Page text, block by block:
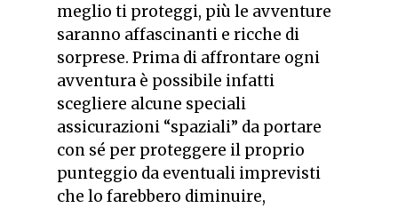
meglio ti proteggi, più le avventure
saranno affascinanti e ricche di
sorprese. Prima di affrontare ogni
avventura è possibile infatti
scegliere alcune speciali
assicurazioni “spaziali” da portare
con sé per proteggere il proprio
punteggio da eventuali imprevisti
che lo farebbero diminuire,